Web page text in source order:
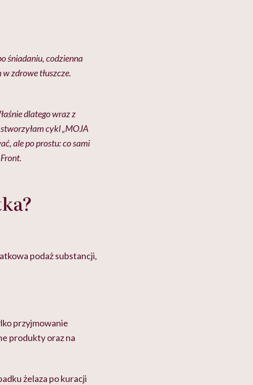
śniadaniu, codzienna
zdrowe tłuszcze.
dlatego wraz z
cykl „MOJA
ale po prostu: co sami
podaż substancji,
przyjmowanie
produkty oraz na
żelaza po kuracji